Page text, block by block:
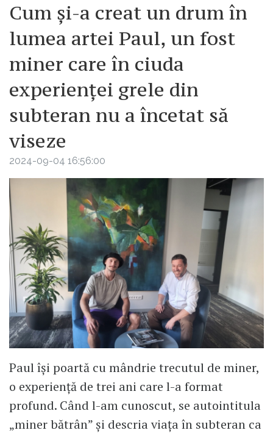
Cum și-a creat un drum în
lumea artei Paul, un fost
miner care în ciuda
experienței grele din
subteran nu a încetat să
viseze
2024-09-04 16:56:00
Paul își poartă cu mândrie trecutul de miner,
o experiență de trei ani care l-a format
profund. Când l-am cunoscut, se autointitula
„miner bătrân” și descria viața în subteran ca